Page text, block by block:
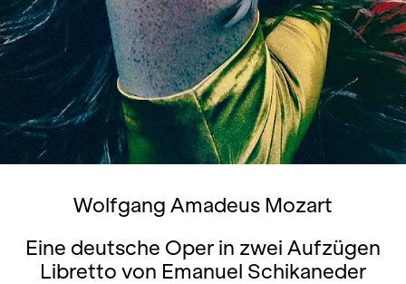
Wolfgang Amadeus Mozart
Eine deutsche Oper in zwei Aufzügen
Libretto von Emanuel Schikaneder